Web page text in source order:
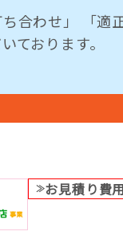
合わせ」 「適
ております。
お見積り費